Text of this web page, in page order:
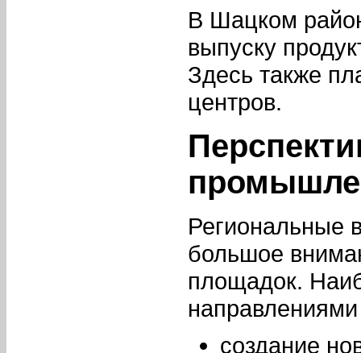
В Шацком
выпуску
Здесь также
центров.
Региональные
большое
площадок.
создание